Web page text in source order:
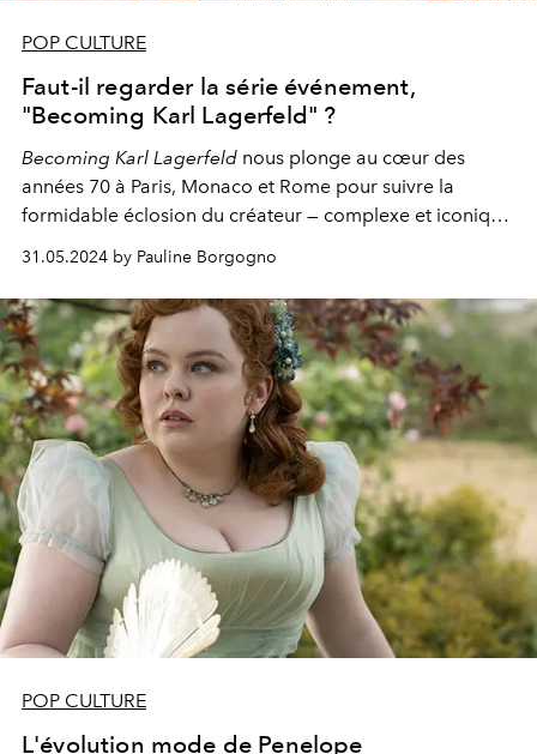
POP CULTURE
Faut-il regarder la série événement,
"Becoming Karl Lagerfeld" ?
Becoming Karl Lagerfeld nous plonge au cœur des
années 70 à Paris, Monaco et Rome pour suivre la
formidable éclosion du créateur — complexe et iconique
31.05.2024 by Pauline Borgogno
POP CULTURE
L'évolution mode de Penelope